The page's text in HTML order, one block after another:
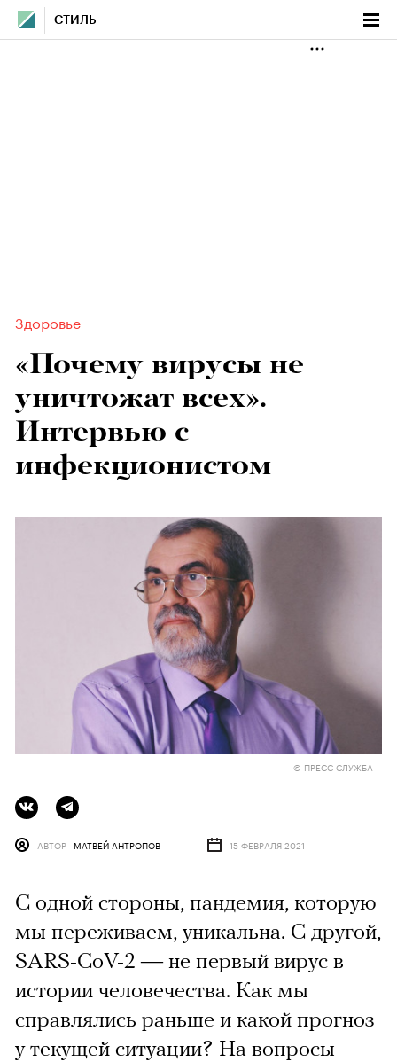
СТИЛЬ
Здоровье
«Почему вирусы не
уничтожат всех».
Интервью с
инфекционистом
© ПРЕСС-СЛУЖБА
АВТОР МАТВЕЙ АНТРОПОВ 15 ФЕВРАЛЯ 2021
С одной стороны, пандемия, которую
мы переживаем, уникальна. С другой,
SARS-CoV-2 — не первый вирус в
истории человечества. Как мы
справлялись раньше и какой прогноз
у текущей ситуации? На вопросы